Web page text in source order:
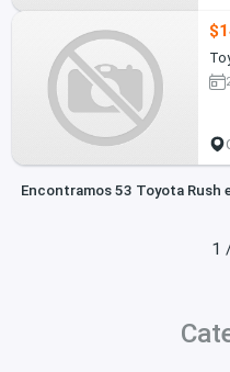
Encontramos 53 Toyota Rush
1